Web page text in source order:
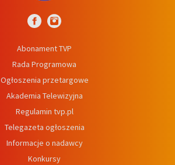
Abonament TVP
Rada Programowa
Ogłoszenia przetargowe
Akademia Telewizyjna
Regulamin tvp.pl
Telegazeta ogłoszenia
Informacje o nadawcy
Konkursy